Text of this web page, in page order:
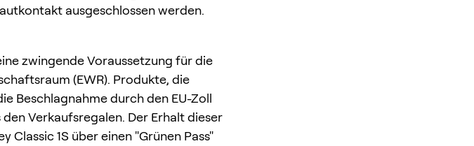
ausgeschlossen werden.
zwingende Voraussetzung für die
(EWR). Produkte, die
Beschlagnahme durch den EU-Zoll
Verkaufsregalen. Der Erhalt dieser
Classic 1S über einen "Grünen Pass"